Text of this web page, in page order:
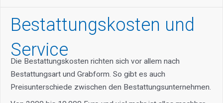
Bestattungskosten und
Service
Die Bestattungskosten richten sich vor allem nach
Bestattungsart und Grabform. So gibt es auch
Preisunterschiede zwischen den Bestattungsunternehmen.